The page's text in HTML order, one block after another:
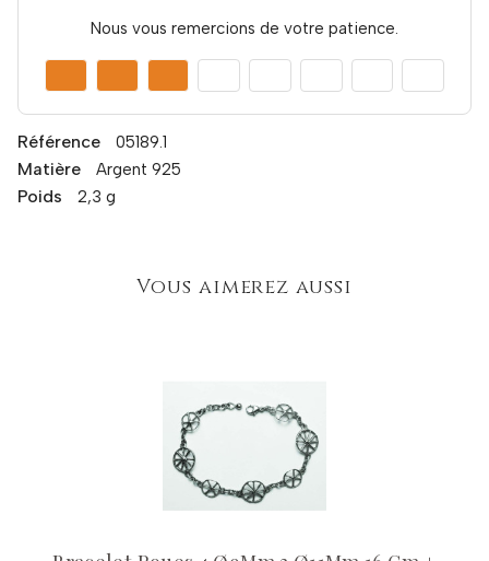
Nous vous remercions de votre patience.
Référence 05189.1
Matière Argent 925
Poids 2,3 g
Vous aimerez aussi